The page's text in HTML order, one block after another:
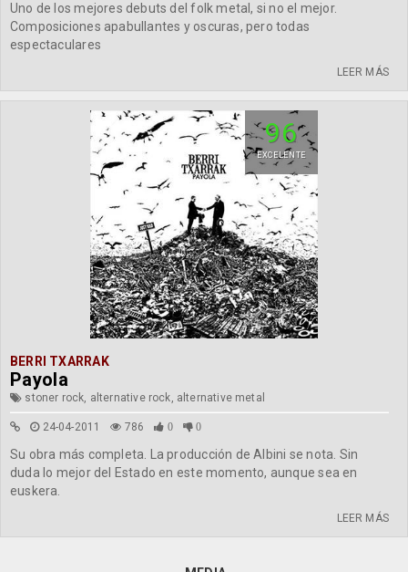
Uno de los mejores debuts del folk metal, si no el mejor.
Composiciones apabullantes y oscuras, pero todas
espectaculares
LEER MÁS
96
EXCELENTE
BERRI TXARRAK
Payola
stoner rock, alternative rock, alternative metal
24-04-2011 786 0 0
Su obra más completa. La producción de Albini se nota. Sin
duda lo mejor del Estado en este momento, aunque sea en
euskera.
LEER MÁS